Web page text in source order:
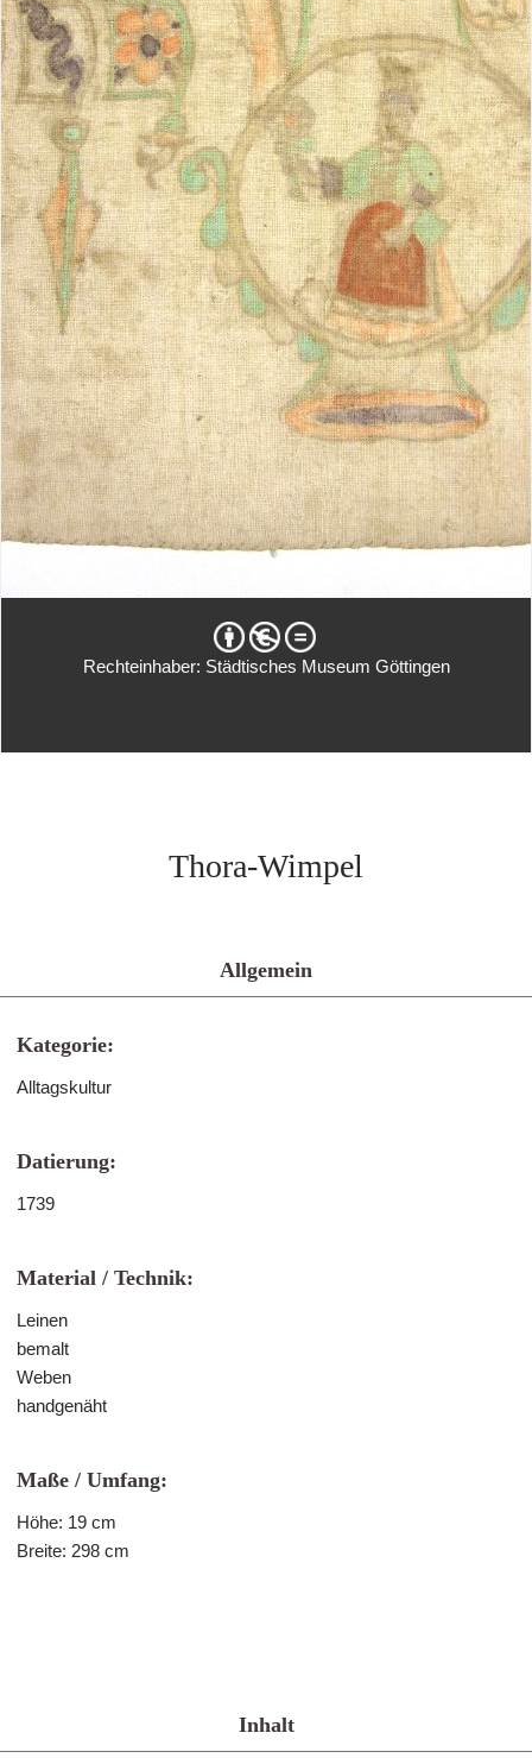
Rechteinhaber: Städtisches Museum Göttingen
Thora-Wimpel
Allgemein
Kategorie:
Alltagskultur
Datierung:
1739
Material / Technik:
Leinen
bemalt
Weben
handgenäht
Maße / Umfang:
Höhe: 19 cm
Breite: 298 cm
Inhalt